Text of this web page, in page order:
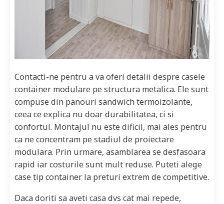
Contacti-ne pentru a va oferi detalii despre casele
container modulare pe structura metalica. Ele sunt
compuse din panouri sandwich termoizolante,
ceea ce explica nu doar durabilitatea, ci si
confortul. Montajul nu este dificil, mai ales pentru
ca ne concentram pe stadiul de proiectare
modulara. Prin urmare, asamblarea se desfasoara
rapid iar costurile sunt mult reduse. Puteti alege
case tip container la preturi extrem de competitive.
Daca doriti sa aveti casa dvs cat mai repede,